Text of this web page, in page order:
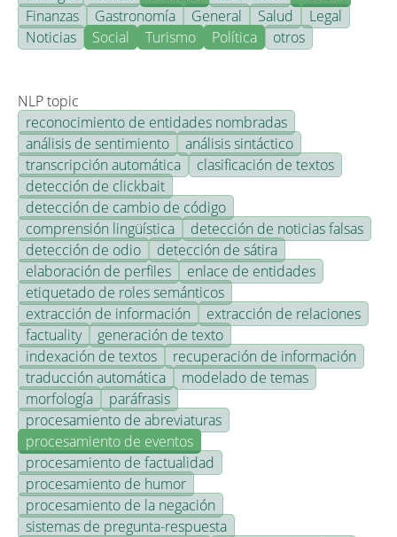
Finanzas
Gastronomía General Salud
Legal
Noticias
Social Turismo Política otros
NLP topic
reconocimiento de entidades nombradas
análisis de sentimiento
análisis sintáctico
transcripción automática
clasificación de textos
detección de clickbait
detección de cambio de código
comprensión lingüística
detección de noticias falsas
detección de odio
detección de sátira
elaboración de perfiles
enlace de entidades
etiquetado de roles semánticos
extracción de información
extracción de relaciones
factuality
generación de texto
indexación de textos
recuperación de información
traducción automática
modelado de temas
morfología
paráfrasis
procesamiento de abreviaturas
procesamiento de eventos
procesamiento de factualidad
procesamiento de humor
procesamiento de la negación
sistemas de pregunta-respuesta